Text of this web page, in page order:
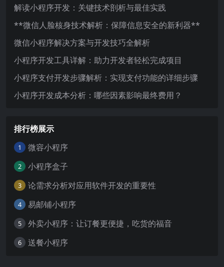
解读小程序开发：关键技术剖析与最佳实践
**微信人脸核身技术解析：保障信息安全的新利器**
微信小程序解决方案与开发技巧全解析
小程序开发工具详解：助力开发者轻松完成项目
小程序支付开发步骤解析：实现支付功能的详细步骤
小程序开发成本分析：哪些因素影响最终费用？
排行榜展示
1 微容小程序
2 小程序盒子
3 论需求分析对应用软件开发的重要性
4 易邮铺小程序
5 外卖小程序：让订餐更便捷，吃货的福音
6 送餐小程序